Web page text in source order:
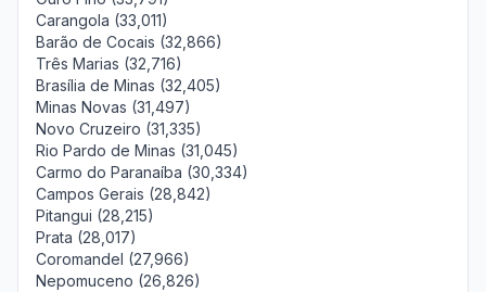
Carangola (33,011)
Barão de Cocais (32,866)
Três Marias (32,716)
Brasília de Minas (32,405)
Minas Novas (31,497)
Novo Cruzeiro (31,335)
Rio Pardo de Minas (31,045)
Carmo do Paranaíba (30,334)
Campos Gerais (28,842)
Pitangui (28,215)
Prata (28,017)
Coromandel (27,966)
Nepomuceno (26,826)